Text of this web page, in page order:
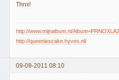
Thnx!
http://www.mijnalbum.nl/
http://queeniescake.hyves.nl/
09-09-2011 08:10